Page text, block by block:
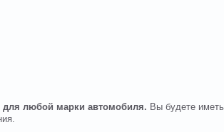
для любой марки автомобиля. Вы будете